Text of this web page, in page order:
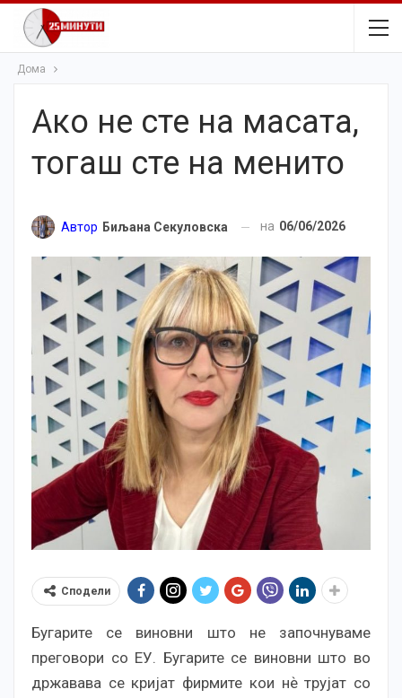
Дома
Ако не сте на масата,
тогаш сте на менито
Автор Биљана Секуловска на 06/06/2026
Сподели
Бугарите се виновни што не започнуваме
преговори со ЕУ. Бугарите се виновни што во
државава се кријат фирмите кои нѐ трујат со